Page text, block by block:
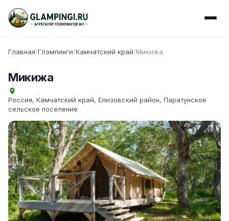
Главная/Глэмпинги/Камчатский край/Микижа
Микижа
Россия, Камчатский край, Елизовский район, Паратунское
сельское поселение